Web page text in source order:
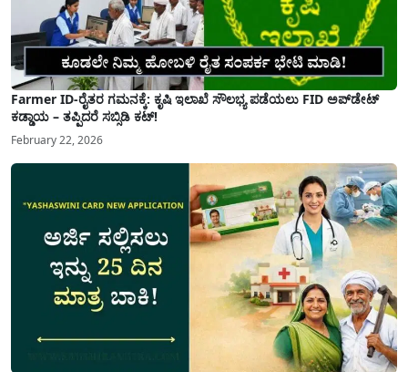
Farmer ID-ರೈತರ ಗಮನಕ್ಕೆ: ಕೃಷಿ ಇಲಾಖೆ ಸೌಲಭ್ಯ ಪಡೆಯಲು FID ಅಪ್‌ಡೇಟ್
ಕಡ್ಡಾಯ – ತಪ್ಪಿದರೆ ಸಬ್ಸಿಡಿ ಕಟ್!
February 22, 2026